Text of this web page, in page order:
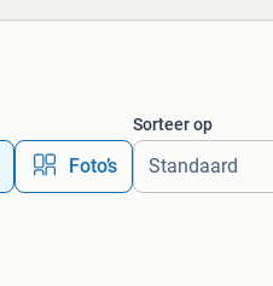
Foto’s
Sorteer op